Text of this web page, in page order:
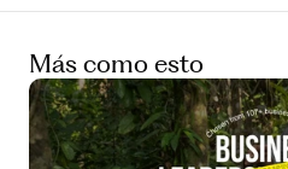
Más como esto